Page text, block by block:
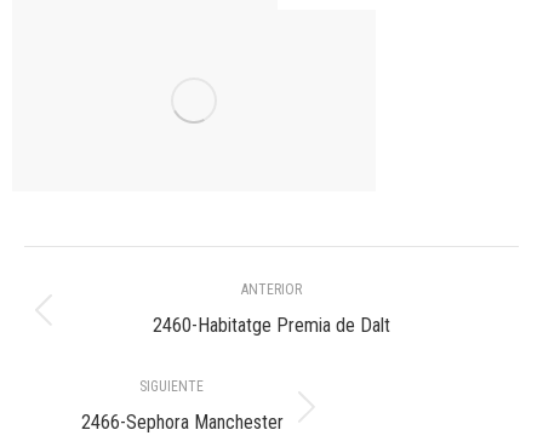
entre
álbumes
ANTERIOR
Álbum
2460-Habitatge Premia de Dalt
SIGUIENTE
Álbum
2466-Sephora Manchester